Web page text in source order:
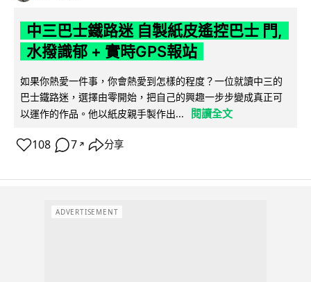
中三巴士鐵路迷 自製紙皮遙控巴士 門,
水撥識郁 + 實時GPS報站
如果你熱愛一件事，你會熱愛到怎樣的程度？一位就讀中三的
巴士鐵路迷，選擇由零開始，把自己的興趣一步步變成真正可
以運作的作品。他以紙皮親手製作出...
閱讀全文
108 7 ↗ 分享
ADVERTISEMENT